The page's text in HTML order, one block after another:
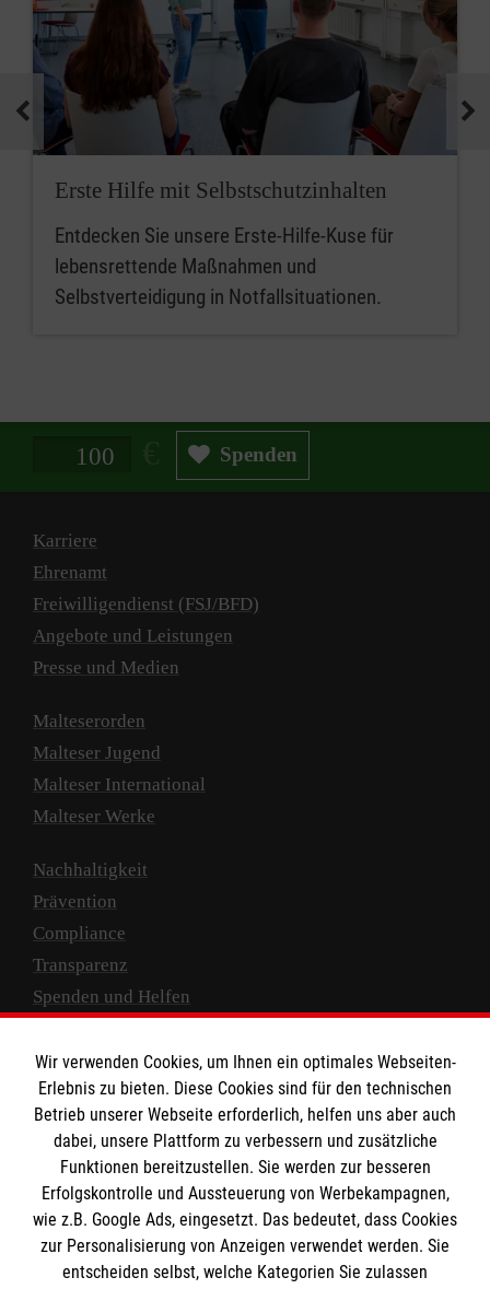
Erste Hilfe mit Selbstschutzinhalten
Entdecken Sie unsere Erste-Hilfe-Kuse für
lebensrettende Maßnahmen und
Selbstverteidigung in Notfallsituationen.
Spendenbetrag in Euro Spenden
Karriere
Ehrenamt
Freiwilligendienst (FSJ/BFD)
Angebote und Leistungen
Presse und Medien
Malteserorden
Malteser Jugend
Malteser International
Malteser Werke
Nachhaltigkeit
Prävention
Compliance
Transparenz
Spenden und Helfen
Empfänger: Malteser Hilfsdienst e.V.
IBAN: DE10 3706 0120 1201 2000 12
BIC: GENODED 1PA7
Wir verwenden Cookies, um Ihnen ein optimales Webseiten-
Erlebnis zu bieten. Diese Cookies sind für den technischen
Betrieb unserer Webseite erforderlich, helfen uns aber auch
dabei, unsere Plattform zu verbessern und zusätzliche
Funktionen bereitzustellen. Sie werden zur besseren
Erfolgskontrolle und Aussteuerung von Werbekampagnen,
wie z.B. Google Ads, eingesetzt. Das bedeutet, dass Cookies
zur Personalisierung von Anzeigen verwendet werden. Sie
entscheiden selbst, welche Kategorien Sie zulassen